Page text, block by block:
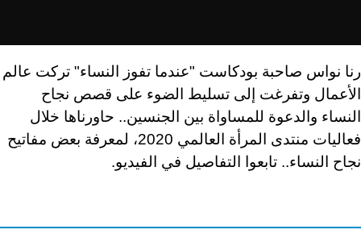
رنا نواس صاحبة بودكاست "عندما تفوز النساء" تركت عالم
الأعمال وتفرغت إلى تسليط الضوء على قصص نجاح
النساء والدعوة للمساواة بين الجنسين.. حاورناها خلال
فعاليات منتدى المرأة العالمي 2020، لمعرفة بعض مفاتيح
نجاح النساء.. تابعوا التفاصيل في الفيديو.